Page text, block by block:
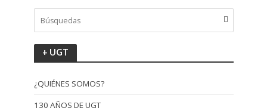
+ UGT
¿QUIÉNES SOMOS?
130 AÑOS DE UGT